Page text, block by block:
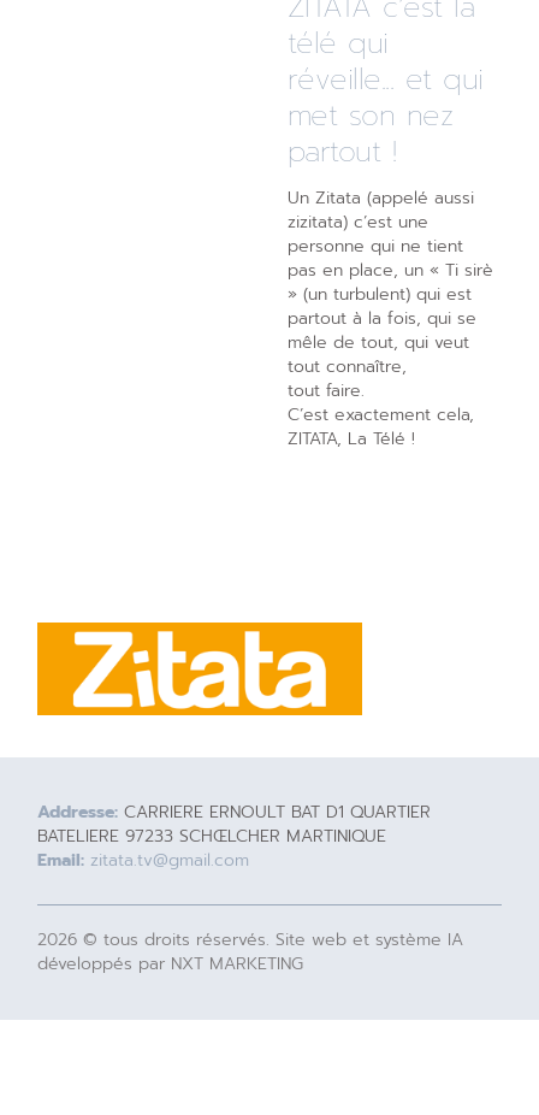
télé qui
réveille... et qui
met son nez
partout !
Un Zitata (appelé aussi
zizitata) c’est une
personne qui ne tient
pas en place, un « Ti sirè
» (un turbulent) qui est
partout à la fois, qui se
mêle de tout, qui veut
tout connaître,
tout faire.
C’est exactement cela,
ZITATA, La Télé !
Addresse: CARRIERE ERNOULT BAT D1 QUARTIER
BATELIERE 97233 SCHŒLCHER MARTINIQUE
Email: zitata.tv@gmail.com
2026 © tous droits réservés. Site web et système IA
développés par NXT MARKETING